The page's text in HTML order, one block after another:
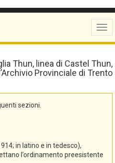
Thun, linea di Castel Thun,
Provinciale di Trento
sezioni.
in latino e in tedesco),
l’ordinamento preesistente